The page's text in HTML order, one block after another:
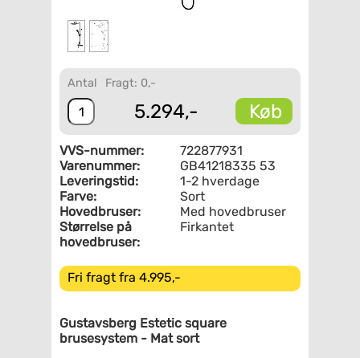
Antal Fragt: 0,-
5.294,- Køb
VVS-nummer:
722877931
Varenummer:
GB41218335 53
Leveringstid:
1-2 hverdage
Farve:
Sort
Hovedbruser:
Med hovedbruser
Størrelse på
hovedbruser:
Firkantet
Fri fragt fra 4.995,-
Gustavsberg Estetic square
brusesystem - Mat sort